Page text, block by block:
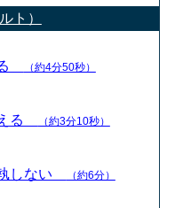
ト）
（約4分50秒）
る （約3分10秒）
しない （約6分）